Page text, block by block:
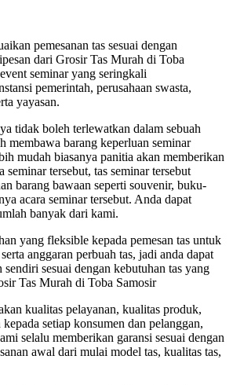
pemesanan tas sesuai dengan
dari Grosir Tas Murah di Toba
seminar yang seringkali
pemerintah, perusahaan swasta,
yayasan.
tidak boleh terlewatkan dalam sebuah
membawa barang keperluan seminar
mudah biasanya panitia akan memberikan
seminar tersebut, tas seminar tersebut
barang bawaan seperti souvenir, buku-
acara seminar tersebut. Anda dapat
banyak dari kami.
yang fleksible kepada pemesan tas untuk
anggaran perbuah tas, jadi anda dapat
sesuai dengan kebutuhan tas yang
Tas Murah di Toba Samosir
kualitas pelayanan, kualitas produk,
setiap konsumen dan pelanggan,
selalu memberikan garansi sesuai dengan
awal dari mulai model tas, kualitas tas,